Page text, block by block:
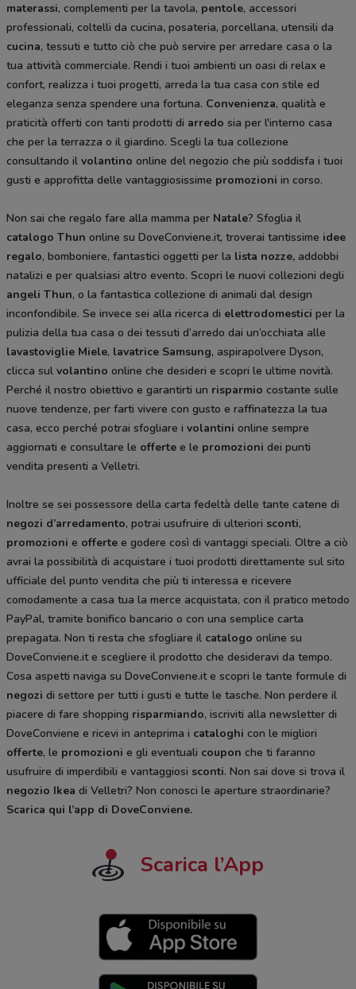
materassi, complementi per la tavola, pentole, accessori
professionali, coltelli da cucina, posateria, porcellana, utensili da
cucina, tessuti e tutto ciò che può servire per arredare casa o la
tua attività commerciale. Rendi i tuoi ambienti un oasi di relax e
confort, realizza i tuoi progetti, arreda la tua casa con stile ed
eleganza senza spendere una fortuna. Convenienza, qualità e
praticità offerti con tanti prodotti di arredo sia per l'interno casa
che per la terrazza o il giardino. Scegli la tua collezione
consultando il volantino online del negozio che più soddisfa i tuoi
gusti e approfitta delle vantaggiosissime promozioni in corso.
Non sai che regalo fare alla mamma per Natale? Sfoglia il
catalogo Thun online su DoveConviene.it, troverai tantissime idee
regalo, bomboniere, fantastici oggetti per la lista nozze, addobbi
natalizi e per qualsiasi altro evento. Scopri le nuovi collezioni degli
angeli Thun, o la fantastica collezione di animali dal design
inconfondibile. Se invece sei alla ricerca di elettrodomestici per la
pulizia della tua casa o dei tessuti d’arredo dai un’occhiata alle
lavastoviglie Miele, lavatrice Samsung, aspirapolvere Dyson,
clicca sul volantino online che desideri e scopri le ultime novità.
Perché il nostro obiettivo e garantirti un risparmio costante sulle
nuove tendenze, per farti vivere con gusto e raffinatezza la tua
casa, ecco perché potrai sfogliare i volantini online sempre
aggiornati e consultare le offerte e le promozioni dei punti
vendita presenti a Velletri.
Inoltre se sei possessore della carta fedeltà delle tante catene di
negozi d’arredamento, potrai usufruire di ulteriori sconti,
promozioni e offerte e godere così di vantaggi speciali. Oltre a ciò
avrai la possibilità di acquistare i tuoi prodotti direttamente sul sito
ufficiale del punto vendita che più ti interessa e ricevere
comodamente a casa tua la merce acquistata, con il pratico metodo
PayPal, tramite bonifico bancario o con una semplice carta
prepagata. Non ti resta che sfogliare il catalogo online su
DoveConviene.it e scegliere il prodotto che desideravi da tempo.
Cosa aspetti naviga su DoveConviene.it e scopri le tante formule di
negozi di settore per tutti i gusti e tutte le tasche. Non perdere il
piacere di fare shopping risparmiando, iscriviti alla newsletter di
DoveConviene e ricevi in anteprima i cataloghi con le migliori
offerte, le promozioni e gli eventuali coupon che ti faranno
usufruire di imperdibili e vantaggiosi sconti. Non sai dove si trova il
negozio Ikea di Velletri? Non conosci le aperture straordinarie?
Scarica qui l’app di DoveConviene.
Scarica l’App